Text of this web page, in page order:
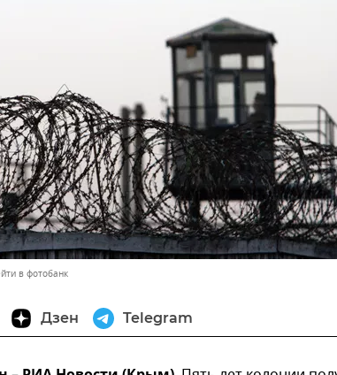
в фотобанк
Дзен Telegram